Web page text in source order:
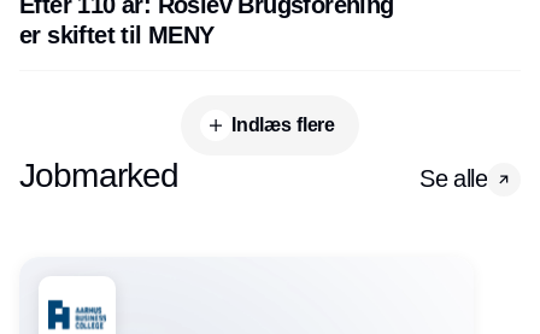
er skiftet til MENY
Indlæs flere
Jobmarked Se alle